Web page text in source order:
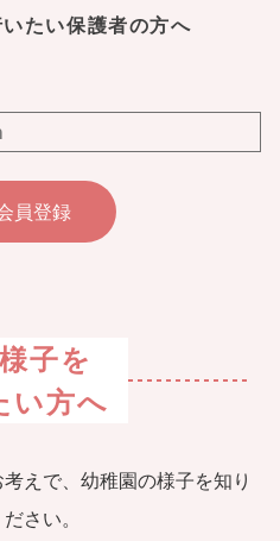
たい保護者の方へ
子を
い方へ
えで、幼稚園の様子を知り
さい。